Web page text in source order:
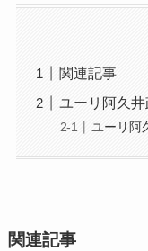
関連記事
ユーリ阿久
ユーリ阿
関連記事